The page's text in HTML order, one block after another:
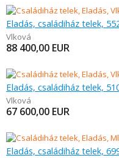
Eladás, családiház telek,
Vlková
88 400,00 EUR
Eladás, családiház telek,
Vlková
67 600,00 EUR
Eladás, családiház telek,